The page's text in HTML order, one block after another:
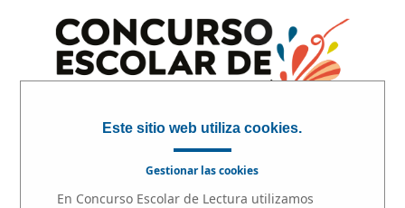
Este sitio web utiliza cookies.
Gestionar las cookies
En Concurso Escolar de Lectura utilizamos